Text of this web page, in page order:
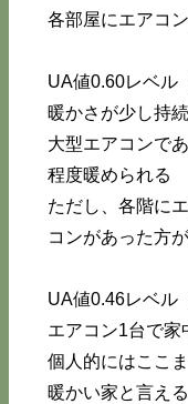
各部屋にエアコ
UA値0.60レベル
暖かさが少し持続
大型エアコンで
程度暖められる
ただし、各階に
コンがあった方
UA値0.46レベル
エアコン1台で家
個人的にはここ
暖かい家と言え